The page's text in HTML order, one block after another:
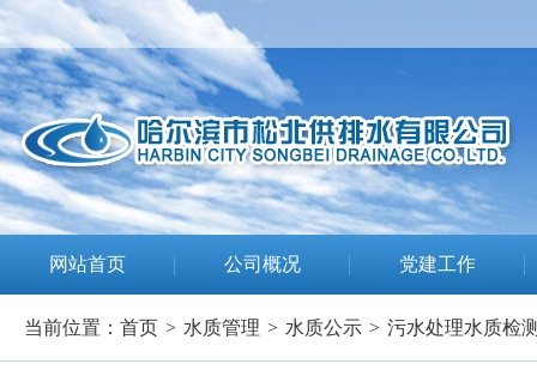
网站首页 公司概况 党建工作
当前位置： 首页 > 水质管理 > 水质公示 > 污水处理水质检